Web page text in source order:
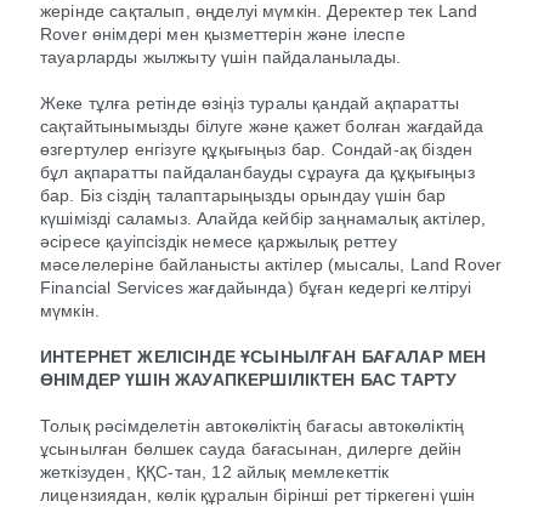
жерінде сақталып, өңделуі мүмкін. Деректер тек Land
Rover өнімдері мен қызметтерін және ілеспе
тауарларды жылжыту үшін пайдаланылады.
Жеке тұлға ретінде өзіңіз туралы қандай ақпаратты
сақтайтынымызды білуге және қажет болған жағдайда
өзгертулер енгізуге құқығыңыз бар. Сондай-ақ бізден
бұл ақпаратты пайдаланбауды сұрауға да құқығыңыз
бар. Біз сіздің талаптарыңызды орындау үшін бар
күшімізді саламыз. Алайда кейбір заңнамалық актілер,
әсіресе қауіпсіздік немесе қаржылық реттеу
мәселелеріне байланысты актілер (мысалы, Land Rover
Financial Services жағдайында) бұған кедергі келтіруі
мүмкін.
ИНТЕРНЕТ ЖЕЛІСІНДЕ ҰСЫНЫЛҒАН БАҒАЛАР МЕН
ӨНІМДЕР ҮШІН ЖАУАПКЕРШІЛІКТЕН БАС ТАРТУ
Толық рәсімделетін автокөліктің бағасы автокөліктің
ұсынылған бөлшек сауда бағасынан, дилерге дейін
жеткізуден, ҚҚС-тан, 12 айлық мемлекеттік
лицензиядан, көлік құралын бірінші рет тіркегені үшін